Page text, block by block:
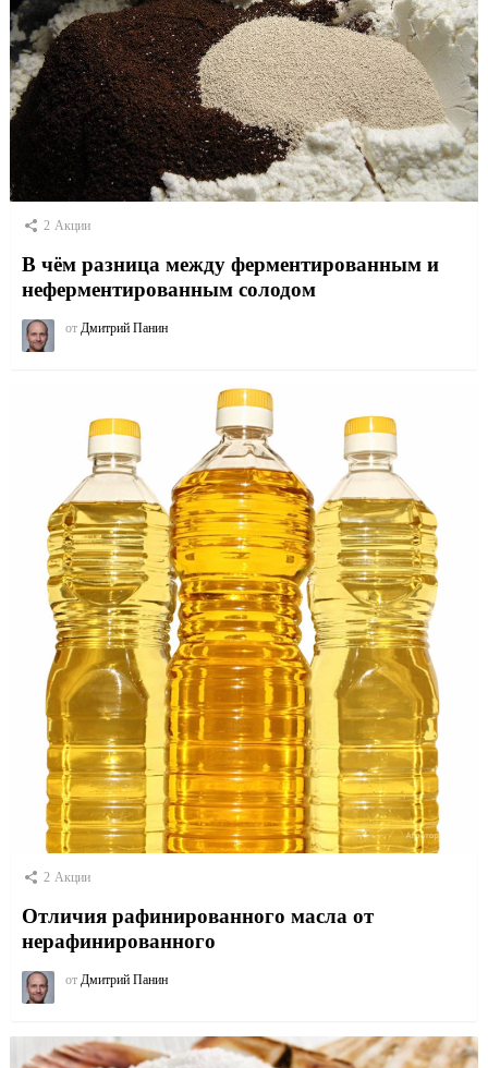
2 Акции
В чём разница между ферментированным и
неферментированным солодом
от Дмитрий Панин
2 Акции
Отличия рафинированного масла от
нерафинированного
от Дмитрий Панин